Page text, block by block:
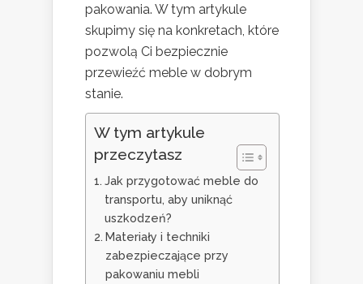
pakowania. W tym artykule
skupimy się na konkretach, które
pozwolą Ci bezpiecznie
przewieźć meble w dobrym
stanie.
W tym artykule
przeczytasz
Jak przygotować meble do
transportu, aby uniknąć
uszkodzeń?
Materiały i techniki
zabezpieczające przy
pakowaniu mebli